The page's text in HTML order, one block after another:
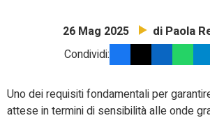
26 Mag 2025 di Paola
Condividi:
Uno dei requisiti fondamentali per
attese in termini di sensibilità alle onde